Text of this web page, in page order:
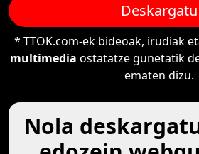
Deskargatu
* TTOK.com-ek bideoak, irudiak
multimedia ostatatze gunetatik
ematen dizu.
Nola